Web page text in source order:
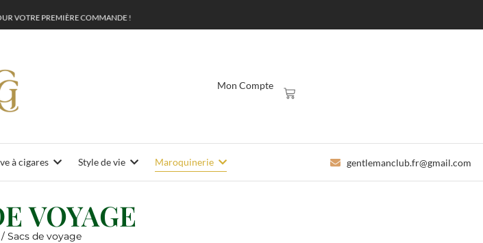
UR VOTRE PREMIÈRECOMMANDE
Mon Compte
à cigares Style de vie Maroquinerie gentlemanclub.fr@gmail.com
VOYAGE
/ Sacs de voyage